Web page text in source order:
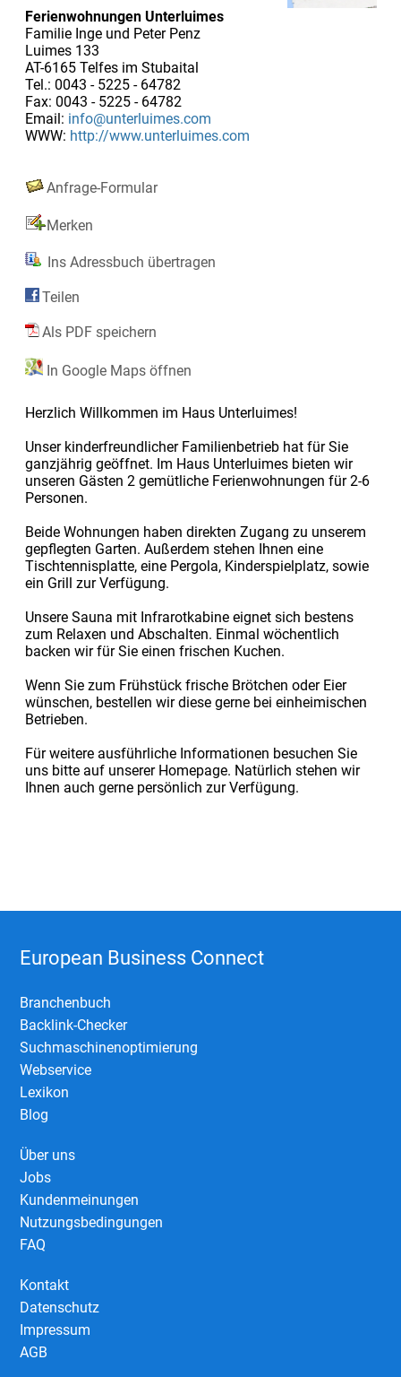
Ferienwohnungen Unterluimes
Familie Inge und Peter Penz
Luimes 133
AT-6165 Telfes im Stubaital
Tel.: 0043 - 5225 - 64782
Fax: 0043 - 5225 - 64782
Email: info@unterluimes.com
WWW: http://www.unterluimes.com
Anfrage-Formular
Merken
Ins Adressbuch übertragen
Teilen
Als PDF speichern
In Google Maps öffnen
Herzlich Willkommen im Haus Unterluimes!
Unser kinderfreundlicher Familienbetrieb hat für Sie
ganzjährig geöffnet. Im Haus Unterluimes bieten wir
unseren Gästen 2 gemütliche Ferienwohnungen für 2-6
Personen.
Beide Wohnungen haben direkten Zugang zu unserem
gepflegten Garten. Außerdem stehen Ihnen eine
Tischtennisplatte, eine Pergola, Kinderspielplatz, sowie
ein Grill zur Verfügung.
Unsere Sauna mit Infrarotkabine eignet sich bestens
zum Relaxen und Abschalten. Einmal wöchentlich
backen wir für Sie einen frischen Kuchen.
Wenn Sie zum Frühstück frische Brötchen oder Eier
wünschen, bestellen wir diese gerne bei einheimischen
Betrieben.
Für weitere ausführliche Informationen besuchen Sie
uns bitte auf unserer Homepage. Natürlich stehen wir
Ihnen auch gerne persönlich zur Verfügung.
European Business Connect
Branchenbuch
Backlink-Checker
Suchmaschinenoptimierung
Webservice
Lexikon
Blog
Über uns
Jobs
Kundenmeinungen
Nutzungsbedingungen
FAQ
Kontakt
Datenschutz
Impressum
AGB